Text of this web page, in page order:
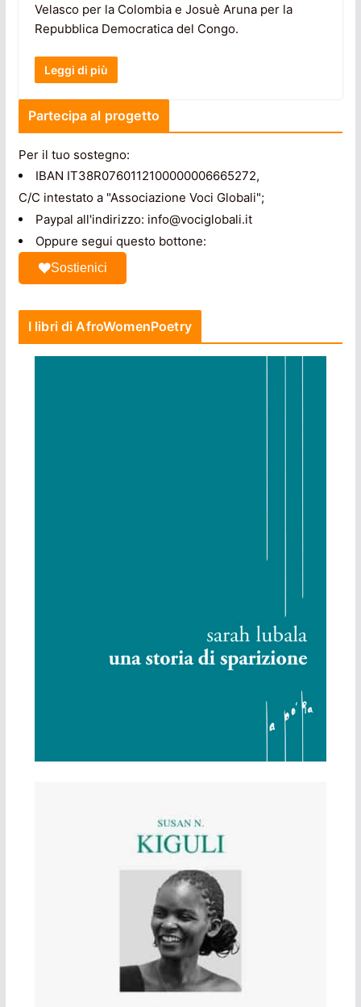
Velasco per la Colombia e Josuè Aruna per la
Repubblica Democratica del Congo.
Leggi di più
Partecipa al progetto
Per il tuo sostegno:
IBAN IT38R0760112100000006665272,
C/C intestato a "Associazione Voci Globali";
Paypal all'indirizzo: info@vociglobali.it
Oppure segui questo bottone:
Sostienici
I libri di AfroWomenPoetry